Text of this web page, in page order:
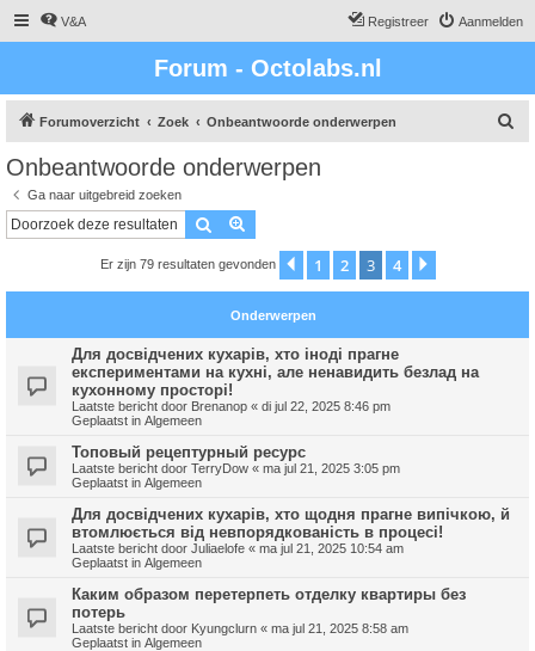
V&A Aanmelden
Registreer
Forum - Octolabs.nl
Forumoverzicht Zoek Onbeantwoorde onderwerpen
Onbeantwoorde onderwerpen
Ga naar uitgebreid zoeken
Zoek
Er zijn 79 resultaten gevonden Vorige
1 2 3 4
Onderwerpen
Для досвідчених кухарів, хто іноді прагне
експериментами на кухні, але ненавидить безлад на
кухонному просторі!
Laatste bericht door Brenanop « di jul 22, 2025 8:46 pm
Geplaatst in Algemeen
Топовый рецептурный ресурс
Laatste bericht door TerryDow « ma jul 21, 2025 3:05 pm
Geplaatst in Algemeen
Для досвідчених кухарів, хто щодня прагне випічкою, й
втомлюється від невпорядкованість в процесі!
Laatste bericht door Juliaelofe « ma jul 21, 2025 10:54 am
Geplaatst in Algemeen
Каким образом перетерпеть отделку квартиры без
потерь
Laatste bericht door Kyungclurn « ma jul 21, 2025 8:58 am
Geplaatst in Algemeen